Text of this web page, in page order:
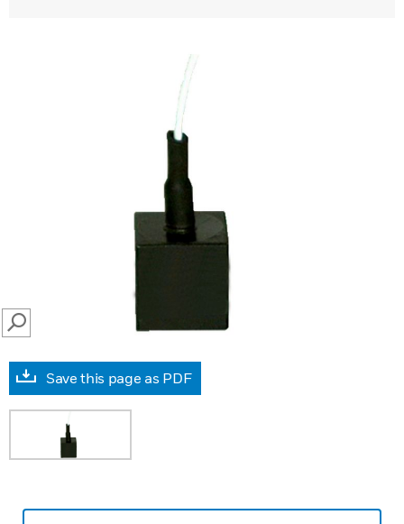
SEARCH
Save this page as PDF